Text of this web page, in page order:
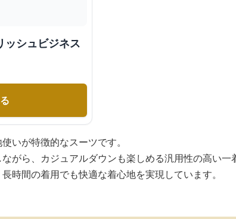
ッシュビジネス
いが特徴的なスーツです。
がら、カジュアルダウンも楽しめる汎用性の高い一
時間の着用でも快適な着心地を実現しています。